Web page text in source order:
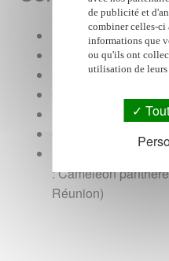
Règne : Animalia
Embranchement :
Classe : Reptilia
Ordre : Squamata
Famille :
: Caméléon
Réunion)
de publicité et
combiner celles-ci
informations que
ou qu'ils ont
utilisation de leurs